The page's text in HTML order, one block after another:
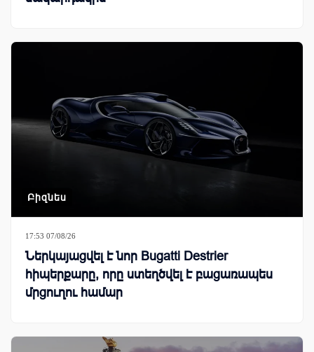
Բիզնես
17:53 07/08/26
Ներկայացվել է նոր Bugatti Destrier
հիպերքարը, որը ստեղծվել է բացառապես
մրցուղու համար